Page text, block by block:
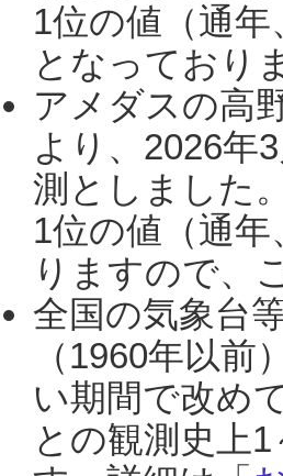
1位の値（通
となっており
アメダスの高
より、2026年
測としました
1位の値（通
りますので、
全国の気象台
（1960年以
い期間で改め
との観測史上